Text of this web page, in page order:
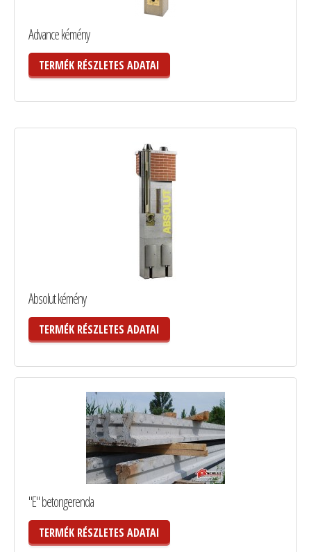
Advance kémény
TERMÉK RÉSZLETES ADATAI
Absolut kémény
TERMÉK RÉSZLETES ADATAI
"E" betongerenda
TERMÉK RÉSZLETES ADATAI